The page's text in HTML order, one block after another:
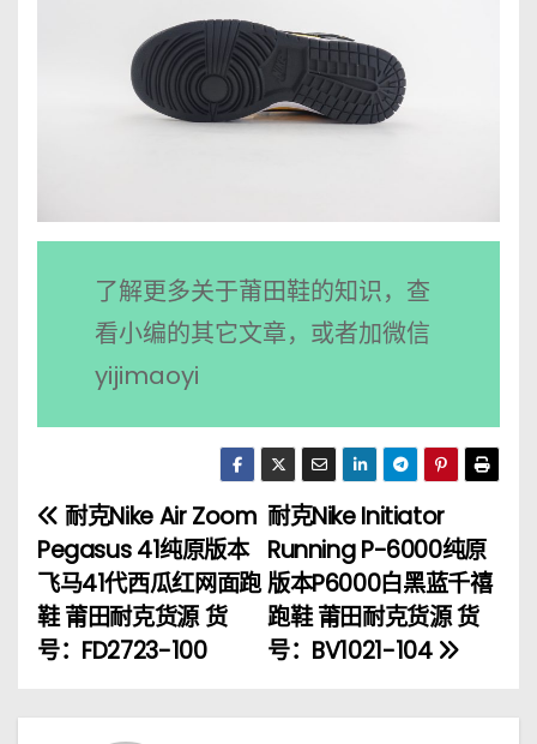
了解更多关于莆田鞋的知识，查
看小编的其它文章，或者加微信
yijimaoyi
文
章
导
航
耐克Nike Initiator
Running P-6000纯原
版本P6000白黑蓝千禧
跑鞋 莆田耐克货源 货
号：BV1021-104
耐克Nike Air Zoom
Pegasus 41纯原版本
飞马41代西瓜红网面跑
鞋 莆田耐克货源 货
号：FD2723-100